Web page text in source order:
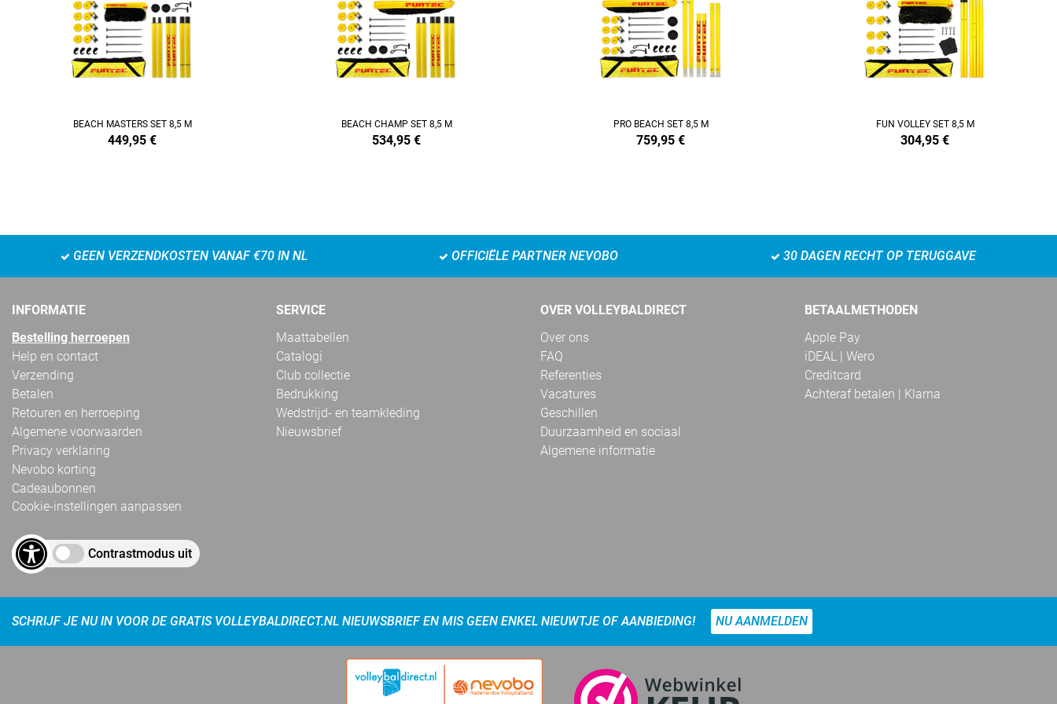
BEACH MASTERS SET 8,5 M
449,95 €
BEACH CHAMP SET 8,5 M
534,95 €
PRO BEACH SET 8,5 M
759,95 €
FUN VOLLEY SET 8,5 M
304,95 €
GEEN VERZENDKOSTEN VANAF €70 IN NL OFFICIËLE PARTNER NEVOBO 30 DAGEN RECHT OP TERUGGAVE
INFORMATIE
Bestelling herroepen
Help en contact
Verzending
Betalen
Retouren en herroeping
Algemene voorwaarden
Privacy verklaring
Nevobo korting
Cadeaubonnen
Cookie-instellingen aanpassen
Contrastmodus uit
SERVICE
Maattabellen
Catalogi
Club collectie
Bedrukking
Wedstrijd- en teamkleding
Nieuwsbrief
OVER VOLLEYBALDIRECT
Over ons
FAQ
Referenties
Vacatures
Geschillen
Duurzaamheid en sociaal
Algemene informatie
BETAALMETHODEN
Apple Pay
iDEAL | Wero
Creditcard
Achteraf betalen | Klarna
SCHRIJF JE NU IN VOOR DE GRATIS VOLLEYBALDIRECT.NL NIEUWSBRIEF EN MIS GEEN ENKEL NIEUWTJE OF AANBIEDING! NU AANMELDEN